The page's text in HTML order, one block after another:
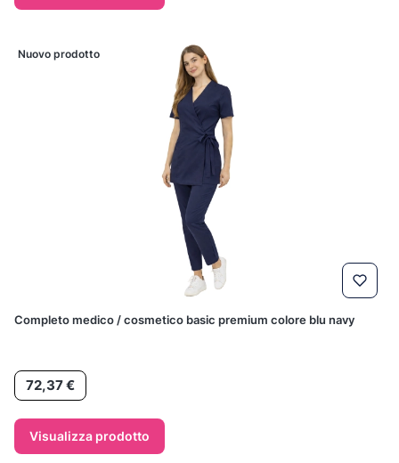
Nuovo prodotto
Completo medico / cosmetico basic premium colore blu navy
Prezzo
72,37 €
Visualizza prodotto